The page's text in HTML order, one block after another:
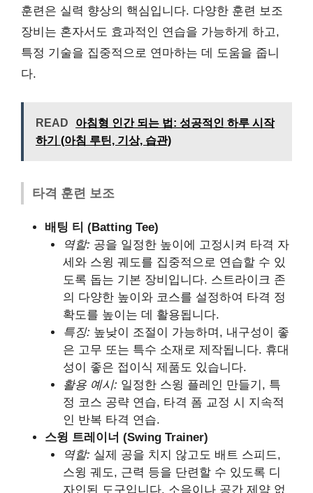
훈련은 실력 향상의 핵심입니다. 다양한 훈련 보조
장비는 혼자서도 효과적인 연습을 가능하게 하고,
특정 기술을 집중적으로 연마하는 데 도움을 줍니
다.
READ
아침형 인간 되는 법: 성공적인 하루 시작
하기 (아침 루틴, 기상, 습관)
타격 훈련 보조
배팅 티 (Batting Tee)
역할: 공을 일정한 높이에 고정시켜 타격 자
세와 스윙 궤도를 집중적으로 연습할 수 있
도록 돕는 기본 장비입니다. 스트라이크 존
의 다양한 높이와 코스를 설정하여 타격 정
확도를 높이는 데 활용됩니다.
특징: 높낮이 조절이 가능하며, 내구성이 좋
은 고무 또는 특수 소재로 제작됩니다. 휴대
성이 좋은 접이식 제품도 있습니다.
활용 예시: 일정한 스윙 플레인 만들기, 특
정 코스 공략 연습, 타격 폼 교정 시 지속적
인 반복 타격 연습.
스윙 트레이너 (Swing Trainer)
역할: 실제 공을 치지 않고도 배트 스피드,
스윙 궤도, 근력 등을 단련할 수 있도록 디
자인된 도구입니다. 소음이나 공간 제약 없